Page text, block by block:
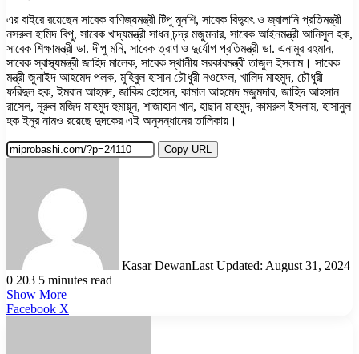
এর বাইরে রয়েছেন সাবেক বাণিজ্যমন্ত্রী টিপু মুনশি, সাবেক বিদ্যুৎ ও জ্বালানি প্রতিমন্ত্রী
নসরুল হামিদ বিপু, সাবেক খাদ্যমন্ত্রী সাধন চন্দ্র মজুমদার, সাবেক আইনমন্ত্রী আনিসুল হক,
সাবেক শিক্ষামন্ত্রী ডা. দীপু মনি, সাবেক ত্রাণ ও দুর্যোগ প্রতিমন্ত্রী ডা. এনামুর রহমান,
সাবেক স্বাস্থ্যমন্ত্রী জাহিদ মালেক, সাবেক স্থানীয় সরকারমন্ত্রী তাজুল ইসলাম। সাবেক
মন্ত্রী জুনাইদ আহমেদ পলক, মুহিবুল হাসান চৌধুরী নওফেল, খালিদ মাহমুদ, চৌধুরী
ফরিদুল হক, ইমরান আহমদ, জাকির হোসেন, কামাল আহমেদ মজুমদার, জাহিদ আহসান
রাসেল, নূরুল মজিদ মাহমুদ হুমায়ূন, শাজাহান খান, হাছান মাহমুদ, কামরুল ইসলাম, হাসানুল
হক ইনুর নামও রয়েছে দুদকের এই অনুসন্ধানের তালিকায়।
Copy URL
Kasar DewanLast Updated: August 31, 2024
0 203 5 minutes read
Show More
Facebook X